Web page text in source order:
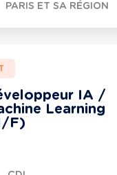
PARIS ET SA RÉGION
IA /
Learning
F)